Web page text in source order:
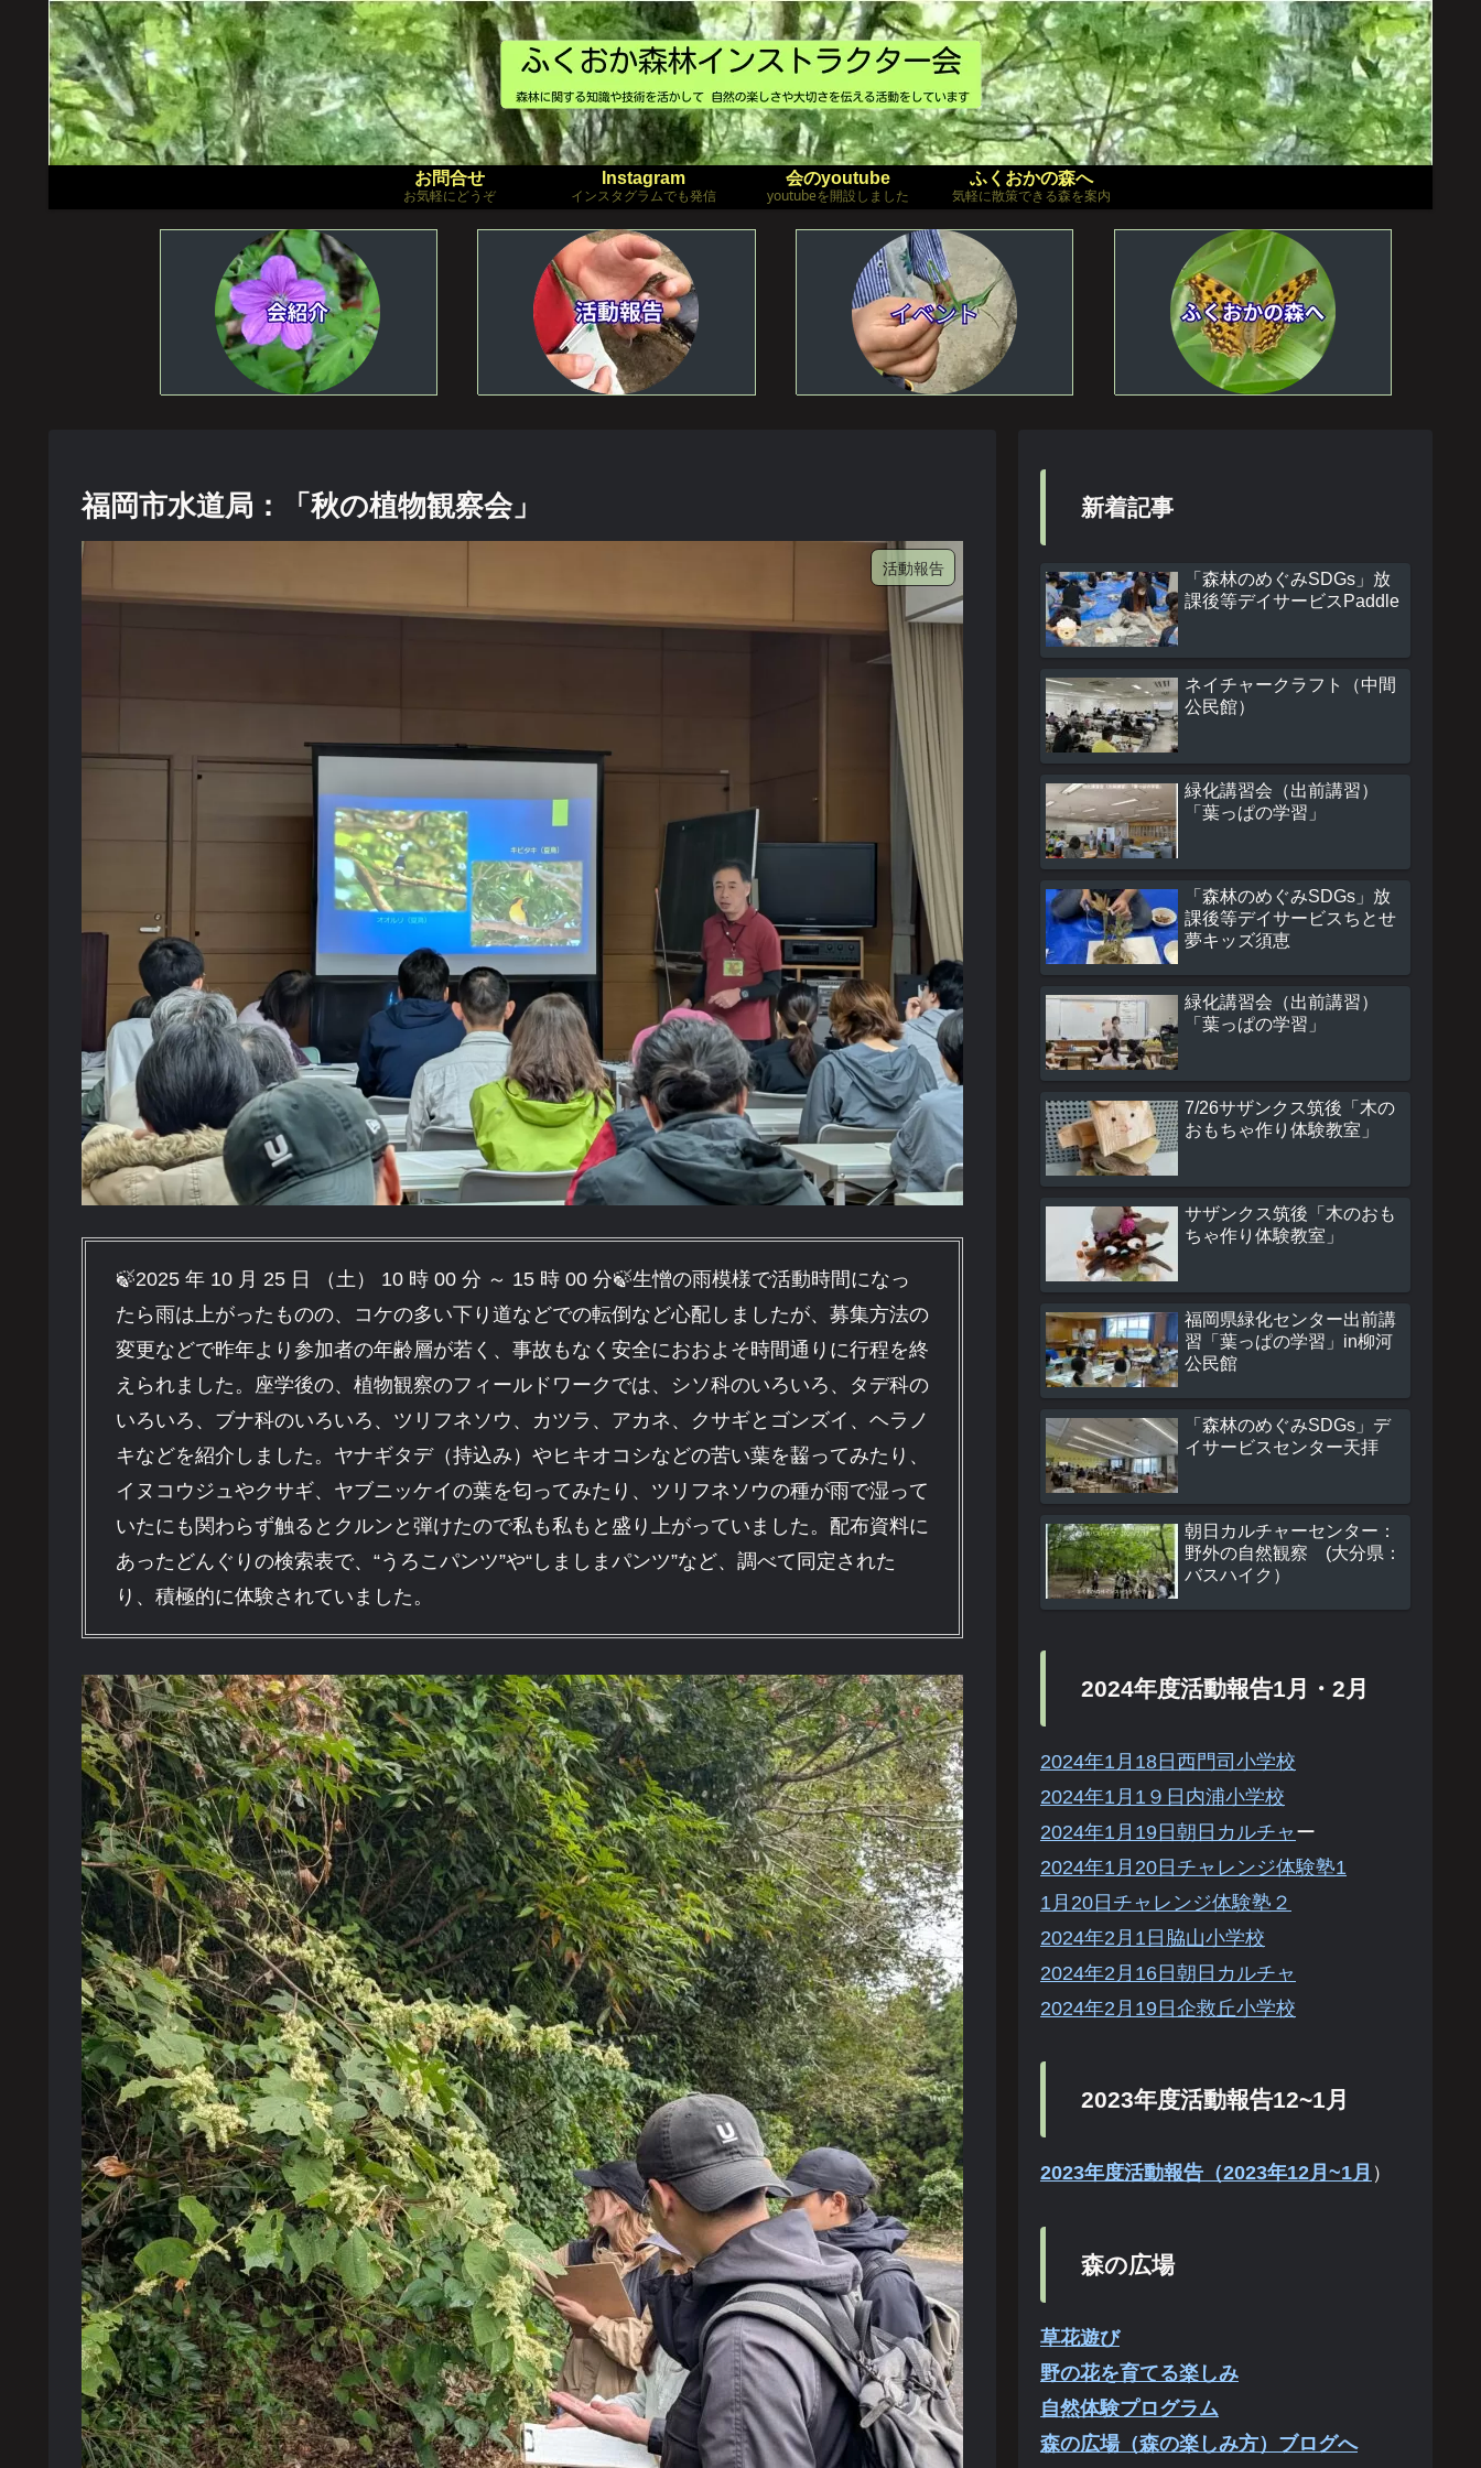
お問合せ
お気軽にどうぞ
Instagram
インスタグラムでも発信
会のyoutube
youtubeを開設しました
ふくおかの森へ
気軽に散策できる森を案内
福岡市水道局：「秋の植物観察会」
活動報告
🍃2025 年 10 月 25 日 （土） 10 時 00 分 ～ 15 時 00 分🍃生憎の雨模様で活動時間になっ
たら雨は上がったものの、コケの多い下り道などでの転倒など心配しましたが、募集方法の
変更などで昨年より参加者の年齢層が若く、事故もなく安全におおよそ時間通りに行程を終
えられました。座学後の、植物観察のフィールドワークでは、シソ科のいろいろ、タデ科の
いろいろ、ブナ科のいろいろ、ツリフネソウ、カツラ、アカネ、クサギとゴンズイ、ヘラノ
キなどを紹介しました。ヤナギタデ（持込み）やヒキオコシなどの苦い葉を齧ってみたり、
イヌコウジュやクサギ、ヤブニッケイの葉を匂ってみたり、ツリフネソウの種が雨で湿って
いたにも関わらず触るとクルンと弾けたので私も私もと盛り上がっていました。配布資料に
あったどんぐりの検索表で、“うろこパンツ”や“しましまパンツ”など、調べて同定された
り、積極的に体験されていました。
新着記事
「森林のめぐみSDGs」放
課後等デイサービスPaddle
ネイチャークラフト（中間
公民館）
緑化講習会（出前講習）
「葉っぱの学習」
「森林のめぐみSDGs」放
課後等デイサービスちとせ
夢キッズ須恵
緑化講習会（出前講習）
「葉っぱの学習」
7/26サザンクス筑後「木の
おもちゃ作り体験教室」
サザンクス筑後「木のおも
ちゃ作り体験教室」
福岡県緑化センター出前講
習「葉っぱの学習」in柳河
公民館
「森林のめぐみSDGs」デ
イサービスセンター天拝
朝日カルチャーセンター：
野外の自然観察 (大分県：
バスハイク）
2024年度活動報告1月・2月
2024年1月18日西門司小学校
2024年1月1９日内浦小学校
2024年1月19日朝日カルチャ ー
2024年1月20日チャレンジ体験塾1
1月20日チャレンジ体験塾２
2024年2月1日脇山小学校
2024年2月16日朝日カルチャ
2024年2月19日企救丘小学校
2023年度活動報告12~1月
2023年度活動報告（2023年12月~1月 ）
森の広場
草花遊び
野の花を育てる楽しみ
自然体験プログラム
森の広場（森の楽しみ方）ブログへ